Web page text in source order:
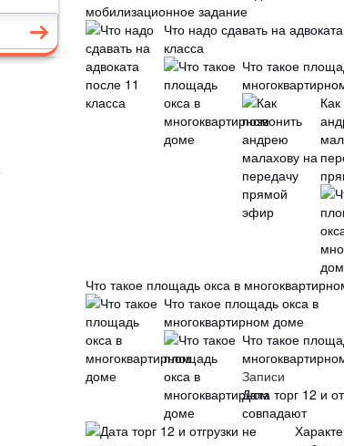
мобилизационное задание
Что надо сдавать на
класса
Что такое
Что такое площадь окса в
Что такое площадь окса в
многоквартирном доме
Что такое
Записи
Дата торг 12 и
совпадают